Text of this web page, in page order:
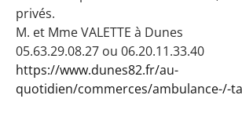
privés.
M. et Mme VALETTE à Dunes
05.63.29.08.27 ou 06.20.11.33.40
https://www.dunes82.fr/au-
quotidien/commerces/ambulance-/-